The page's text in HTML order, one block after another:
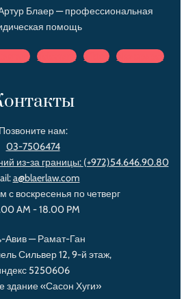
Блаер — профессиональная
помощь
Telegram Tiktok Newspaper
Позвоните нам:
03-7506474
из-за границы: (+972)54.646.90.80‌
a@blaerlaw.com
с воскресенья по четверг
AM - 18.00 PM
Авив — Рамат-Ган
Сильвер 12, 9-й этаж,
5250606
здание «Сасон Хуги»